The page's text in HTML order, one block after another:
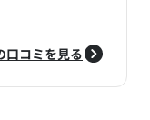
口コミを見る